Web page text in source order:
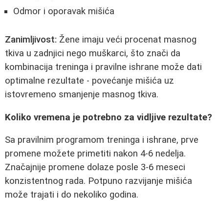
Odmor i oporavak mišića
Zanimljivost: Žene imaju veći procenat masnog
tkiva u zadnjici nego muškarci, što znači da
kombinacija treninga i pravilne ishrane može dati
optimalne rezultate - povećanje mišića uz
istovremeno smanjenje masnog tkiva.
Koliko vremena je potrebno za vidljive rezultate?
Sa pravilnim programom treninga i ishrane, prve
promene možete primetiti nakon 4-6 nedelja.
Značajnije promene dolaze posle 3-6 meseci
konzistentnog rada. Potpuno razvijanje mišića
može trajati i do nekoliko godina.